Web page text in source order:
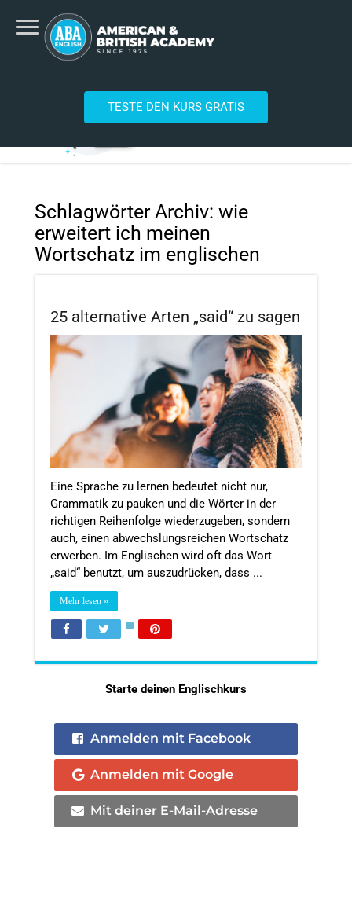
TESTE DEN KURS GRATIS
Schlagwörter Archiv: wie
erweitert ich meinen
Wortschatz im englischen
25 alternative Arten „said“ zu sagen
Eine Sprache zu lernen bedeutet nicht nur,
Grammatik zu pauken und die Wörter in der
richtigen Reihenfolge wiederzugeben, sondern
auch, einen abwechslungsreichen Wortschatz
erwerben. Im Englischen wird oft das Wort
„said“ benutzt, um auszudrücken, dass ...
Mehr lesen »
Starte deinen Englischkurs
Anmelden mit Facebook
Anmelden mit Google
Mit deiner E-Mail-Adresse